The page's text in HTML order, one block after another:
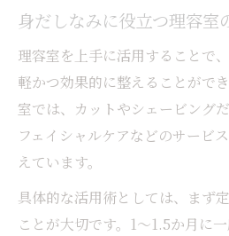
身だしなみに役立つ理容室
理容室を上手に活用することで
軽かつ効果的に整えることがで
室では、カットやシェービング
フェイシャルケアなどのサービ
えています。
具体的な活用術としては、まず
ことが大切です。1〜1.5か月に